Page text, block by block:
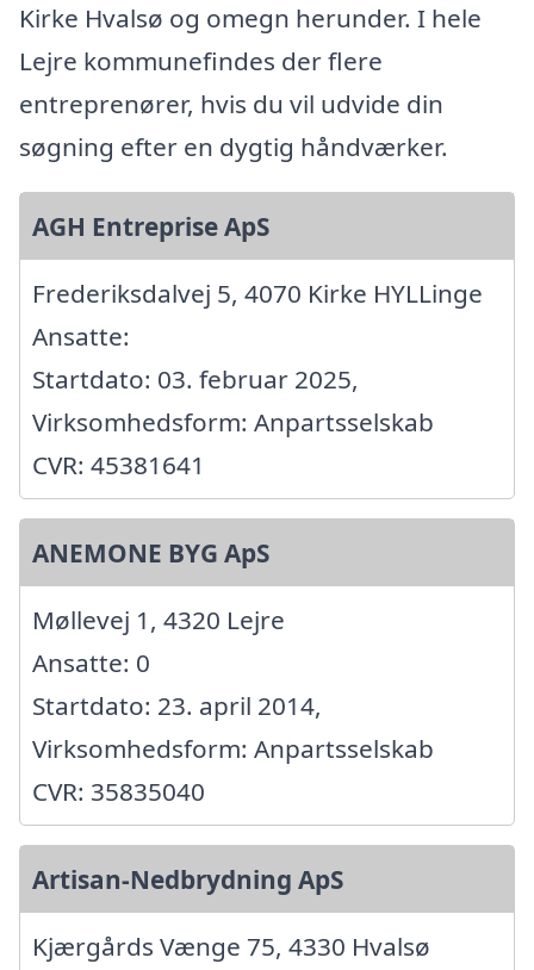
Kirke Hvalsø og omegn herunder. I hele
Lejre kommunefindes der flere
entreprenører, hvis du vil udvide din
søgning efter en dygtig håndværker.
AGH Entreprise ApS
Frederiksdalvej 5, 4070 Kirke HYLLinge
Ansatte:
Startdato: 03. februar 2025,
Virksomhedsform: Anpartsselskab
CVR: 45381641
ANEMONE BYG ApS
Møllevej 1, 4320 Lejre
Ansatte: 0
Startdato: 23. april 2014,
Virksomhedsform: Anpartsselskab
CVR: 35835040
Artisan-Nedbrydning ApS
Kjærgårds Vænge 75, 4330 Hvalsø